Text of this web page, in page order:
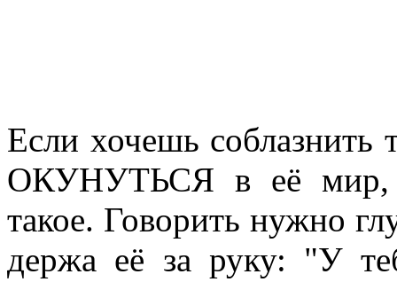
Если хочешь
ОКУНУТЬСЯ в её
такое. Говорить нужно
держа её за руку: "У